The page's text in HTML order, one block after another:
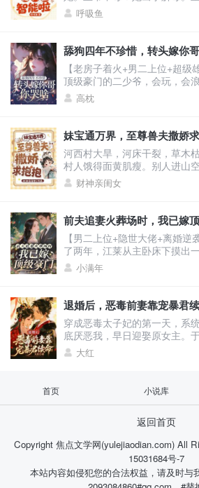
法：“夫妻有同居义务。”王爷
起来扔床上！他怒：“你到底想
她：“你到底有没有心？”她冷静
没有‘心’这个模块。”他笑了，
心，装进你心里。”
呼吸鱼
舔狗四年不珍惜，转头嫁你
【老房子着火+男二上位+超级
顶级豪门的二少爷，会玩，会
他在一起四年。为了迎合他，
子。只因他说，这样又纯又浪
情的。一时间，宋疏桐成了圈
桐跟传闻中那古板封建，权势
琂，领证结婚。徐禹赫踉跄跑
疏桐，你答
高枕
妹宝通万界，至尊兽夫撒娇
河西村大旱，河床干裂，草木
村人饿得面黄肌瘦。别人进山
手一逛，肥兔野鸡堆成山，顺
蛇。看着乖巧温顺的小黑蛇，
至尊玄沧内心疯狂咆哮：区区
尊？乔引珠毫无波澜：不炖汤
场认怂：别吃我！我能呼风唤
离谱的是，她路边
财神亲闺女
前夫追妻火葬场时，我已嫁
【男二上位+隐世大佬+离婚逆
了两年，江莱从主卧床下摸出
一刻她才明白，她不是贺谨予
之间的第三者。叔叔病重，她
病房迎来一位不速之客。男人
称是她哥的朋友。可她哥的朋
他。他陪她去找药，让她不再
都在淹水，他把她
小满年
退婚后，恶毒前妻靠宠暴君
穿成恶毒太子妃的第一天，系
底厌恶我，早日迎娶原女主。
结果他说：“是我煮得不好。”
果他抱起我说：“是我没洗干净
你是不是对“恶毒”有什么误解
顶：你懂什么！这叫“舍不得孩
个说要把我废黜的暴君把我圈
大红
首页 小说库
返回首页
Copyright 焦点文学网(yulejiaodian.com) All
15031684号-7
本站内容如侵犯您的合法权益，请及时与